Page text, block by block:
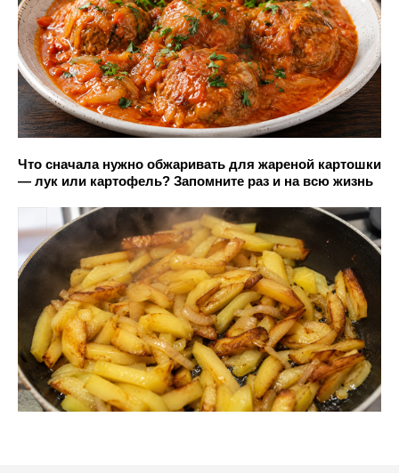
Что сначала нужно обжаривать для жареной картошки
— лук или картофель? Запомните раз и на всю жизнь